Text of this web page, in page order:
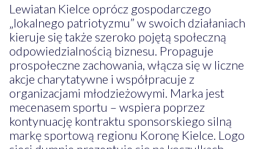
Lewiatan Kielce oprócz gospodarczego
„lokalnego patriotyzmu” w swoich działaniach
kieruje się także szeroko pojętą społeczną
odpowiedzialnością biznesu. Propaguje
prospołeczne zachowania, włącza się w liczne
akcje charytatywne i współpracuje z
organizacjami młodzieżowymi. Marka jest
mecenasem sportu – wspiera poprzez
kontynuację kontraktu sponsorskiego silną
markę sportową regionu Koronę Kielce. Logo